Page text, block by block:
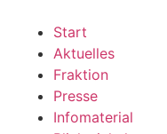
wechseln
Start
Aktuelles
Fraktion
Presse
Infomaterial